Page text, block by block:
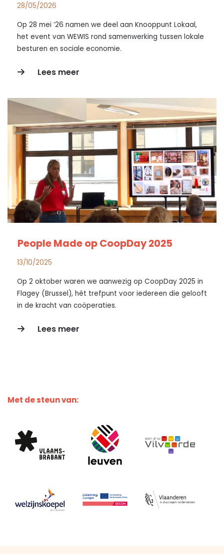
28/05/2026
Op 28 mei ’26 namen we deel aan Knooppunt Lokaal,
het event van WEWIS rond samenwerking tussen lokale
besturen en sociale economie.
Lees meer
People Made op CoopDay 2025
13/10/2025
Op 2 oktober waren we aanwezig op CoopDay 2025 in
Flagey (Brussel), hét trefpunt voor iedereen die gelooft
in de kracht van coöperaties.
Lees meer
Met de steun van: